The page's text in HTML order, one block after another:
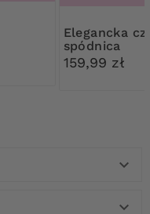
Elegancka czarna
spódnica
159,99 zł

